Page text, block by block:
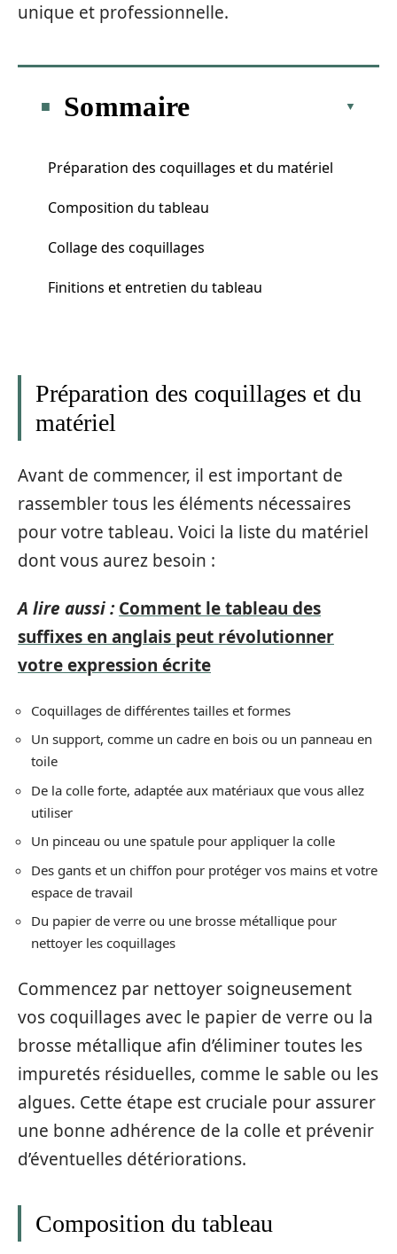
unique et professionnelle.
Sommaire
Préparation des coquillages et du matériel
Composition du tableau
Collage des coquillages
Finitions et entretien du tableau
Préparation des coquillages et du
matériel
Avant de commencer, il est important de
rassembler tous les éléments nécessaires
pour votre tableau. Voici la liste du matériel
dont vous aurez besoin :
A lire aussi : Comment le tableau des
suffixes en anglais peut révolutionner
votre expression écrite
Coquillages de différentes tailles et formes
Un support, comme un cadre en bois ou un panneau en
toile
De la colle forte, adaptée aux matériaux que vous allez
utiliser
Un pinceau ou une spatule pour appliquer la colle
Des gants et un chiffon pour protéger vos mains et votre
espace de travail
Du papier de verre ou une brosse métallique pour
nettoyer les coquillages
Commencez par nettoyer soigneusement
vos coquillages avec le papier de verre ou la
brosse métallique afin d’éliminer toutes les
impuretés résiduelles, comme le sable ou les
algues. Cette étape est cruciale pour assurer
une bonne adhérence de la colle et prévenir
d’éventuelles détériorations.
Composition du tableau